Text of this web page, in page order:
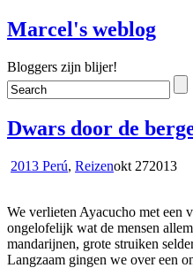
Marcel's weblog
Bloggers zijn blijer!
Dwars door de
2013 Perú, Reizenokt 272013
We verlieten Ayacucho met een
ongelofelijk wat de mensen
mandarijnen, grote struiken
Langzaam gingen we over een